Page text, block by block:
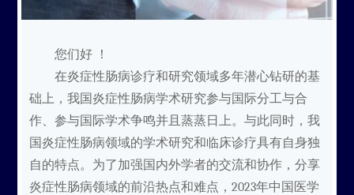
您们好 ！
在炎症性肠病诊疗和研究领域多年潜心钻研的基
础上，我国炎症性肠病学术研究参与国际分工与合
作、参与国际学术争鸣并且蒸蒸日上。与此同时，我
国炎症性肠病领域的学术研究和临床诊疗具有自身独
自的特点。为了加强国内外学者的交流和协作，分享
炎症性肠病领域的前沿热点和难点，2023年中国医学